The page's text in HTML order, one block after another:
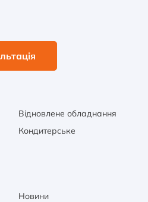
Відновлене обладнання
Кондитерське
Новини